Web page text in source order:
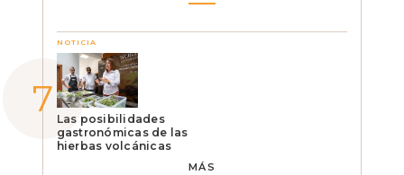
NOTICIA
Las posibilidades
gastronómicas de las
hierbas volcánicas
MÁS